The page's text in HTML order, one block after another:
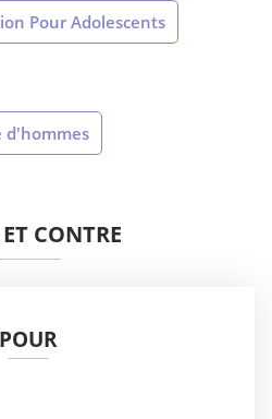
Pour Adolescents
d'hommes
CONTRE
POUR